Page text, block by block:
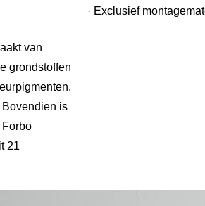
van
grondstoffen
Bovendien is
21
· Exclusief